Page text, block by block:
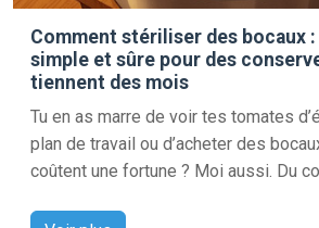
Comment stériliser des bocaux
simple et sûre pour des
tiennent des mois
Tu en as marre de voir tes tomates
plan de travail ou d’acheter des
coûtent une fortune ? Moi aussi. Du